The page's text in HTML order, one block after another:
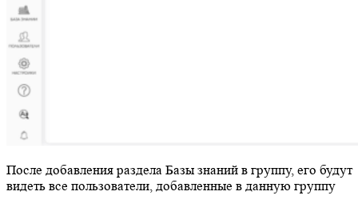
После добавления раздела Базы знаний в группу, его будут
видеть все пользователи, добавленные в данную группу